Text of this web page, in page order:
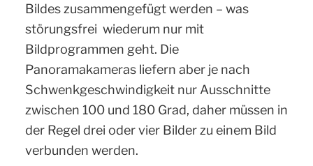
Bildes zusammengefügt werden – was
störungsfrei wiederum nur mit
Bildprogrammen geht. Die
Panoramakameras liefern aber je nach
Schwenkgeschwindigkeit nur Ausschnitte
zwischen 100 und 180 Grad, daher müssen in
der Regel drei oder vier Bilder zu einem Bild
verbunden werden.